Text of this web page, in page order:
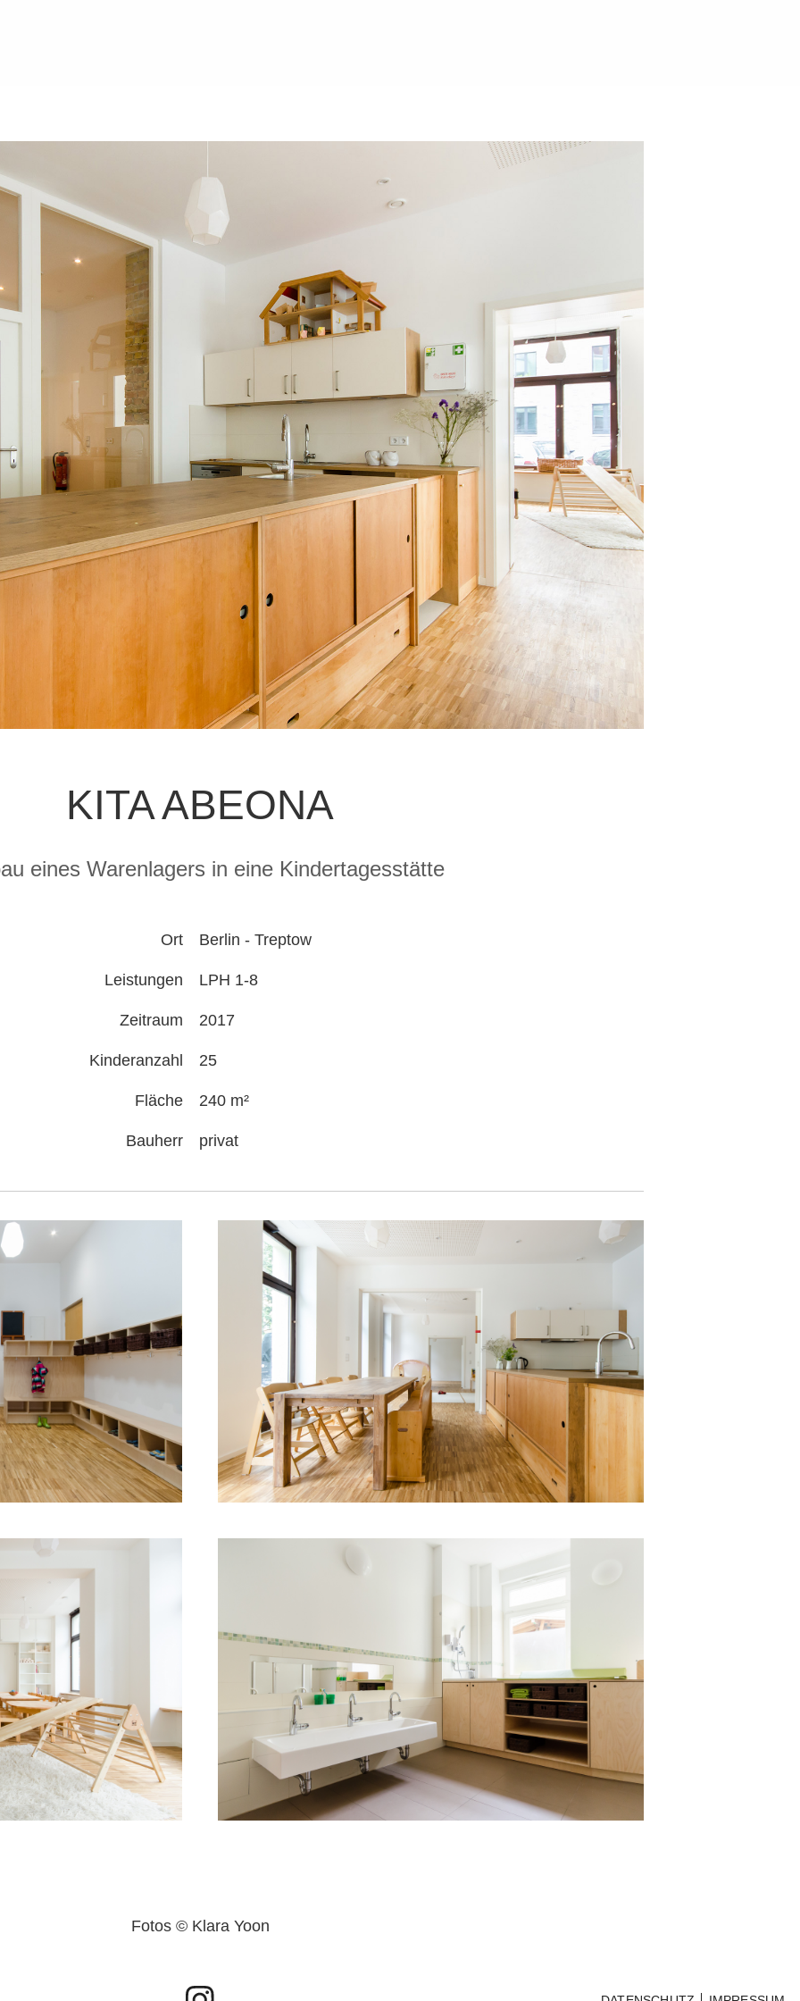
KITA ABEONA
eines Warenlagers in eine Kindertagesstätte
Ort Berlin - Treptow
Leistungen LPH 1-8
Zeitraum 2017
Kinderanzahl 25
Fläche 240 m²
Bauherr privat
Fotos © Klara Yoon